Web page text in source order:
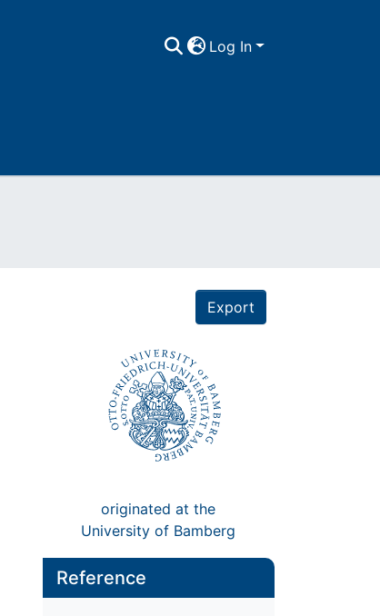
Log In
Export
originated at the
University of Bamberg
Reference